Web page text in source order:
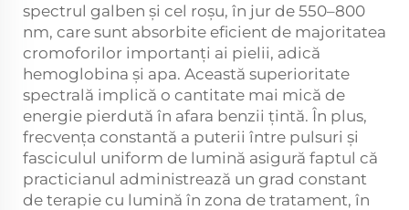
spectrul galben și cel roșu, în jur de 550–800
nm, care sunt absorbite eficient de majoritatea
cromoforilor importanți ai pielii, adică
hemoglobina și apa. Această superioritate
spectrală implică o cantitate mai mică de
energie pierdută în afara benzii țintă. În plus,
frecvența constantă a puterii între pulsuri și
fasciculul uniform de lumină asigură faptul că
practicianul administrează un grad constant
de terapie cu lumină în zona de tratament, în